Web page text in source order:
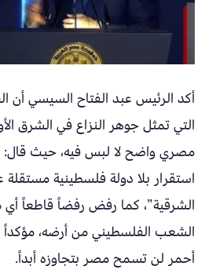
أكد الرئيس عبد الفتاح السيسي أن
التي تمثل جوهر النزاع في الشرق
مصري واضح لا لبس فيه، حيث قال:
استقرار بلا دولة فلسطينية
الشرقية”، كما رفض رفضاً قاطعاً أي
الشعب الفلسطيني من أرضه،
أحمر لن تسمح مصر بتجاوزه أبداً.